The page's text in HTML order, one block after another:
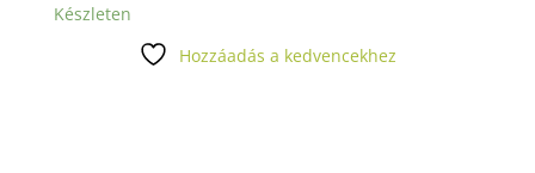
-
Készleten
Hozzáadás a kedvencekhez